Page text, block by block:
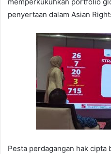
penyertaan dalam Asian
Pesta perdagangan hak